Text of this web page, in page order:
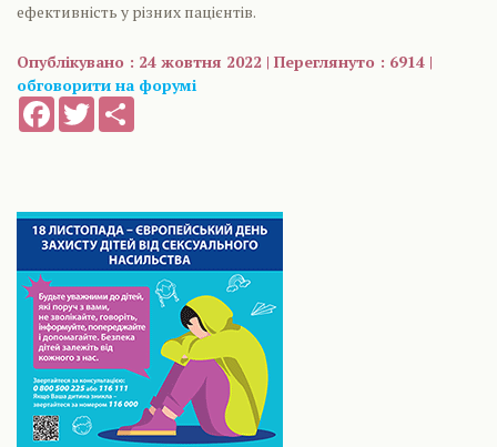
ефективність у різних пацієнтів.
Опублікувано : 24 жовтня 2022 | Переглянуто : 6914 |
обговорити на форумі
FacebookTwitter